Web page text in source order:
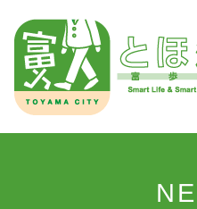
content